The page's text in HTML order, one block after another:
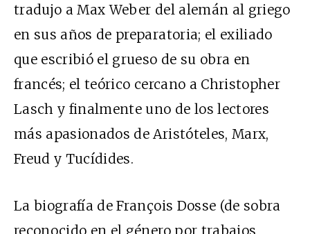
tradujo a Max Weber del alemán al griego
en sus años de preparatoria; el exiliado
que escribió el grueso de su obra en
francés; el teórico cercano a Christopher
Lasch y finalmente uno de los lectores
más apasionados de Aristóteles, Marx,
Freud y Tucídides.
La biografía de François Dosse (de sobra
reconocido en el género por trabajos